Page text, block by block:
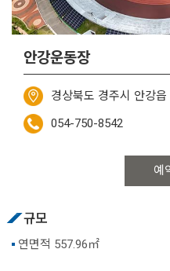
안강운동장
경상북도 경주시 안강
054-750-8542
예
규모
연면적 557.96㎡